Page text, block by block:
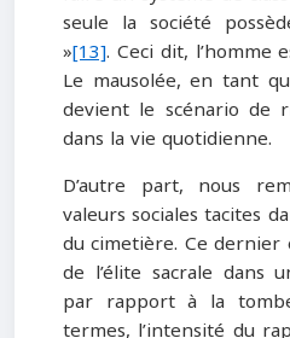
seule la société
»[13]. Ceci dit, l’homme
Le mausolée, en tant
devient le scénario de
dans la vie quotidienne.
D’autre part, nous
valeurs sociales tacites
du cimetière. Ce
de l’élite sacrale dans
par rapport à la
termes, l’intensité du